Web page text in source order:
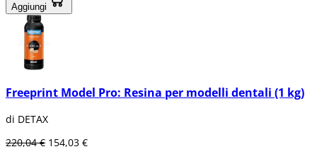
Aggiungi
Freeprint Model Pro: Resina per modelli dentali (1 kg)
di DETAX
220,04 € 154,03 €